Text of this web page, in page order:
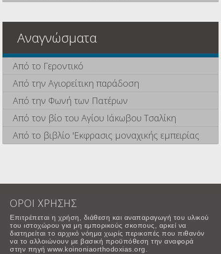
Αναγνώσματα
Από το Γεροντικό
Από την Αγιορείτικη παράδοση
Από την Φωνή των Πατέρων
Από τον βίο του Αγίου Ιάκωβου Τσαλίκη
Από το βιβλίο 'Εκφρασις μοναχικής εμπειρίας
ΟΡΟΙ ΧΡΗΣΗΣ
Επιτρέπεται η χρήση, διάθεση και αναπαραγωγή του υλικού
του ιστοχώρου για μη εμπορικούς σκοπους, αρκεί να
διατηρείται το αρχικό νόημα χωρίς περικοπές που πιθανόν
να το αλλοιώνουν με βασική προϋπόθεση την αναφορά
στην πηγή www.koinoniaorthodoxias.org.